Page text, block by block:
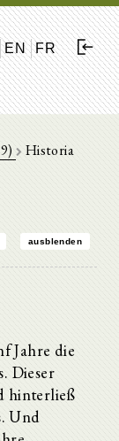
EN FR
Historia
ausblenden
Jahre die
Dieser
hinterließ
Und